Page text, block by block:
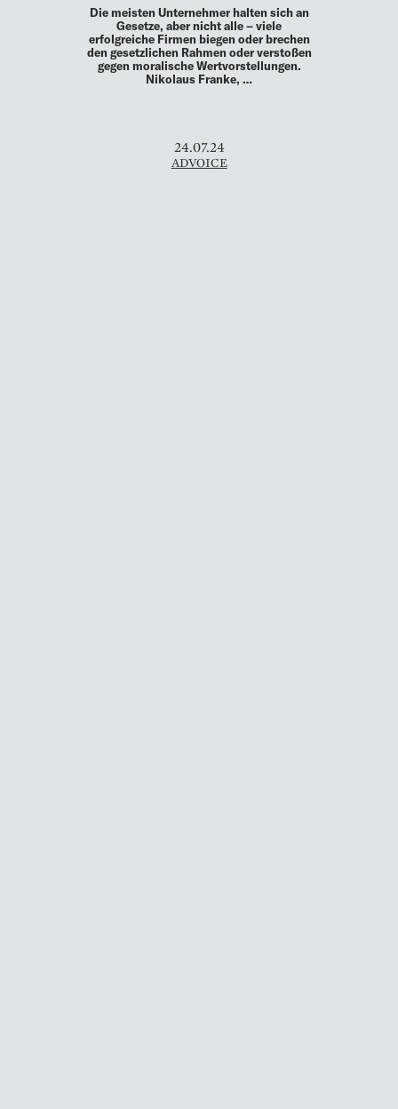
Die meisten Unternehmer halten sich an
Gesetze, aber nicht alle – viele
erfolgreiche Firmen biegen oder brechen
den gesetzlichen Rahmen oder verstoßen
gegen moralische Wertvorstellungen.
Nikolaus Franke, …
24.07.24
ADVOICE